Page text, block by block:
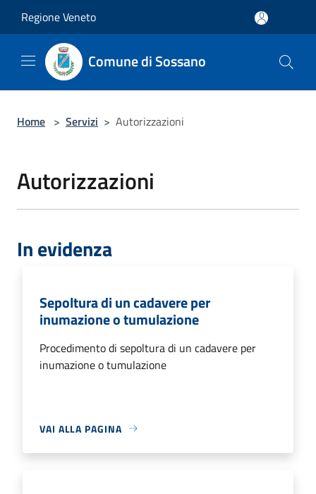
Regione Veneto
Comune di Sossano
Home > Servizi > Autorizzazioni
Autorizzazioni
In evidenza
Sepoltura di un cadavere per
inumazione o tumulazione
Procedimento di sepoltura di un cadavere per
inumazione o tumulazione
VAI ALLA PAGINA